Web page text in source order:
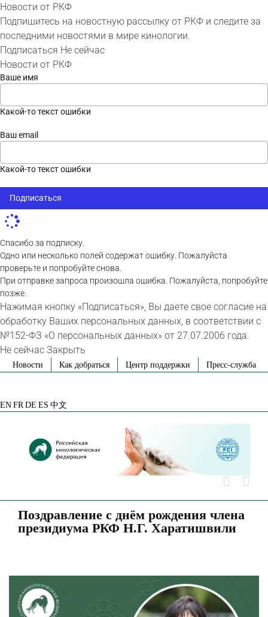
Новости от РКФ
Подпишитесь на новостную рассылку от РКФ и следите за
последними новостями в мире кинологии.
Подписаться Не сейчас
Новости от РКФ
Ваше имя
Какой-то текст ошибки
Ваш email
Какой-то текст ошибки
Подписаться
Спасибо за подписку.
Одно или несколько полей содержат ошибку. Пожалуйста
проверьте и попробуйте снова.
При отправке запроса произошла ошибка. Пожалуйста, попробуйте
позже.
Нажимая кнопку «Подписаться», Вы даете свое согласие на
обработку Ваших персональных данных, в соответствии с
№152-ФЗ «О персональных данных» от 27.07.2006 года.
Не сейчас Закрыть
SkipНовости Как добраться Центр поддержки Пресс-служба
EN FR DE ES 中文
Поздравление с днём рождения члена
президиума РКФ Н.Г. Харатишвили
Larger
Image